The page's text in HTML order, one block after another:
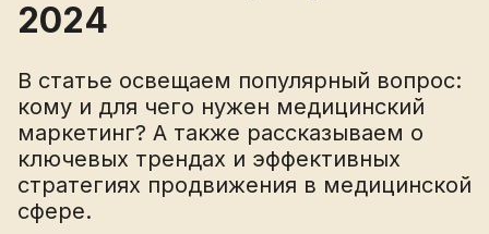
2024
В статье освещаем популярный вопрос:
кому и для чего нужен медицинский
маркетинг? А также рассказываем о
ключевых трендах и эффективных
стратегиях продвижения в медицинской
сфере.